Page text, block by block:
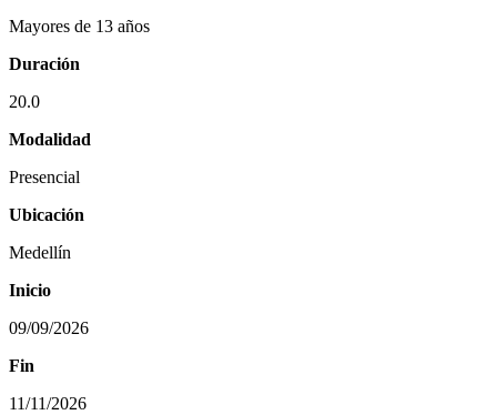
Mayores de 13 años
Duración
20.0
Modalidad
Presencial
Ubicación
Medellín
Inicio
09/09/2026
Fin
11/11/2026